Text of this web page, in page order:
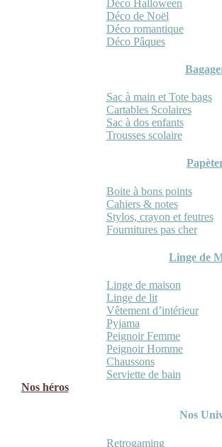
Déco Halloween
Déco de Noël
Déco romantique
Déco Pâques
Sac à main et Tote bags
Cartables Scolaires
Sac à dos enfants
Trousses scolaire
Boite à bons points
Cahiers & notes
Stylos, crayon et feutres
Fournitures pas cher
Linge de
Linge de maison
Linge de lit
Vêtement d’intérieur
Pyjama
Peignoir Femme
Peignoir Homme
Chaussons
Serviette de bain
Nos héros
Nos
Retrogaming